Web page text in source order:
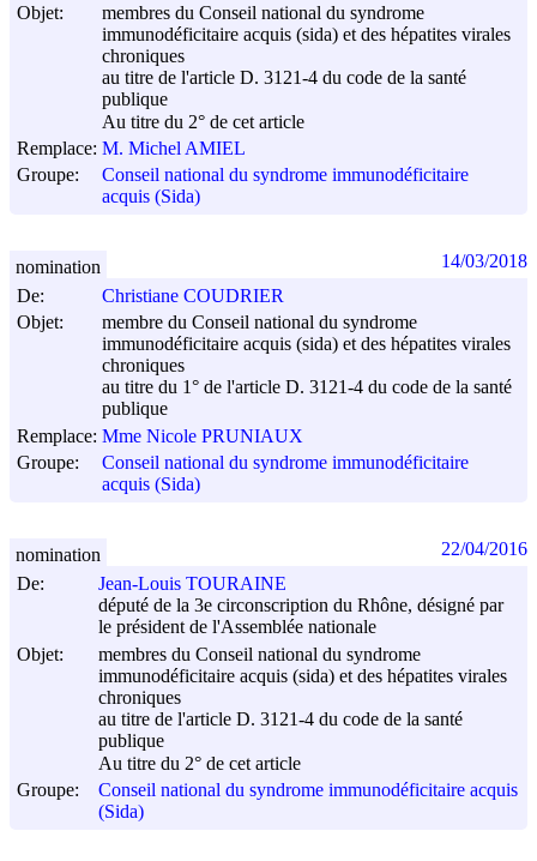
Objet:
membres du Conseil national du syndrome
immunodéficitaire acquis (sida) et des hépatites virales
chroniques
au titre de l'article D. 3121-4 du code de la santé
publique
Au titre du 2° de cet article
Remplace: M. Michel AMIEL
Groupe:
Conseil national du syndrome immunodéficitaire
acquis (Sida)
De:
Christiane COUDRIER
Objet:
membre du Conseil national du syndrome
immunodéficitaire acquis (sida) et des hépatites virales
chroniques
au titre du 1° de l'article D. 3121-4 du code de la santé
publique
Remplace: Mme Nicole PRUNIAUX
Groupe:
Conseil national du syndrome immunodéficitaire
acquis (Sida)
nomination 14/03/2018
De:
Jean-Louis TOURAINE
député de la 3e circonscription du Rhône, désigné par
le président de l'Assemblée nationale
Objet:
membres du Conseil national du syndrome
immunodéficitaire acquis (sida) et des hépatites virales
chroniques
au titre de l'article D. 3121-4 du code de la santé
publique
Au titre du 2° de cet article
Groupe:
Conseil national du syndrome immunodéficitaire acquis
(Sida)
nomination 22/04/2016